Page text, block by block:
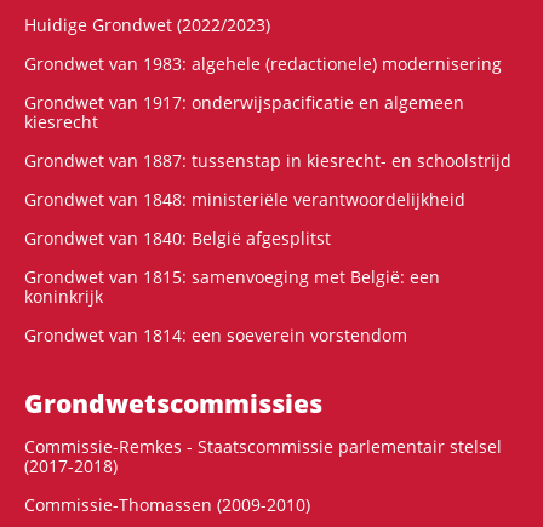
Huidige Grondwet (2022/2023)
Grondwet van 1983: algehele (redactionele) modernisering
Grondwet van 1917: onderwijspacificatie en algemeen
kiesrecht
Grondwet van 1887: tussenstap in kiesrecht- en schoolstrijd
Grondwet van 1848: ministeriële verantwoordelijkheid
Grondwet van 1840: België afgesplitst
Grondwet van 1815: samenvoeging met België: een
koninkrijk
Grondwet van 1814: een soeverein vorstendom
Grondwets­commissies
Commissie-Remkes - Staatscommissie parlementair stelsel
(2017-2018)
Commissie-Thomassen (2009-2010)